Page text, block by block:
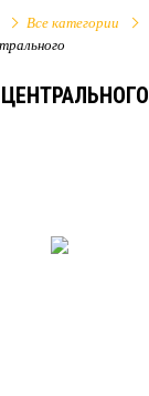
Все категории